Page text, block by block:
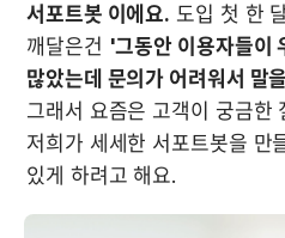
서포트봇 이에요. 도입 첫 한
깨달은건 '그동안 이용자들이
많았는데 문의가 어려워서 말
그래서 요즘은 고객이 궁금한
저희가 세세한 서포트봇을 만
있게 하려고 해요.